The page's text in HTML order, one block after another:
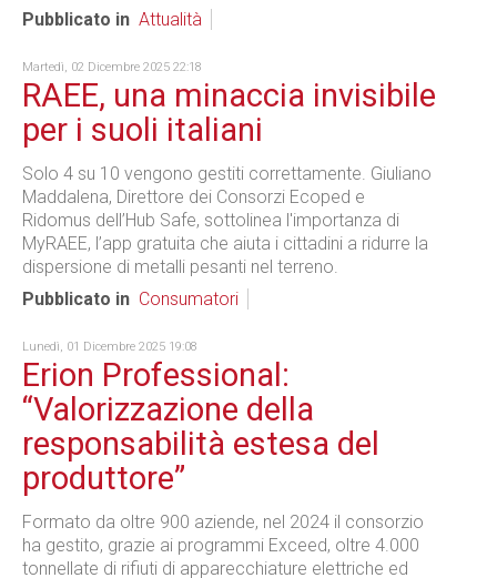
Pubblicato in Attualità
Martedì, 02 Dicembre 2025 22:18
RAEE, una minaccia invisibile
per i suoli italiani
Solo 4 su 10 vengono gestiti correttamente. Giuliano
Maddalena, Direttore dei Consorzi Ecoped e
Ridomus dell’Hub Safe, sottolinea l'importanza di
MyRAEE, l’app gratuita che aiuta i cittadini a ridurre la
dispersione di metalli pesanti nel terreno.
Pubblicato in Consumatori
Lunedì, 01 Dicembre 2025 19:08
Erion Professional:
“Valorizzazione della
responsabilità estesa del
produttore”
Formato da oltre 900 aziende, nel 2024 il consorzio
ha gestito, grazie ai programmi Exceed, oltre 4.000
tonnellate di rifiuti di apparecchiature elettriche ed